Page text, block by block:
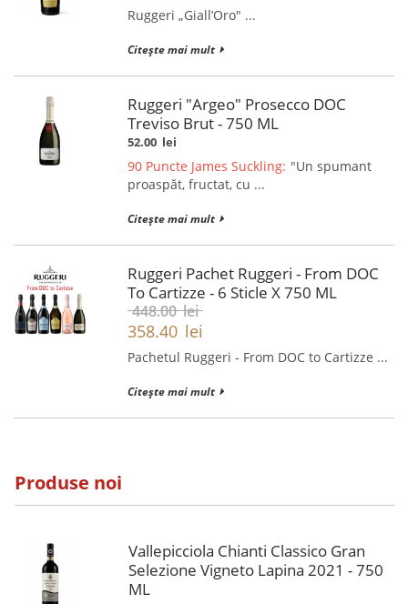
Ruggeri „Giall’Oro" ...
Citește mai mult
Ruggeri "Argeo" Prosecco DOC
Treviso Brut - 750 ML
52.00 lei
90 Puncte James Suckling: "Un spumant
proaspăt, fructat, cu ...
Citește mai mult
Ruggeri Pachet Ruggeri - From DOC
To Cartizze - 6 Sticle X 750 ML
448.00lei
358.40 lei
Pachetul Ruggeri - From DOC to Cartizze ...
Citește mai mult
Produse noi
Vallepicciola Chianti Classico Gran
Selezione Vigneto Lapina 2021 - 750
ML